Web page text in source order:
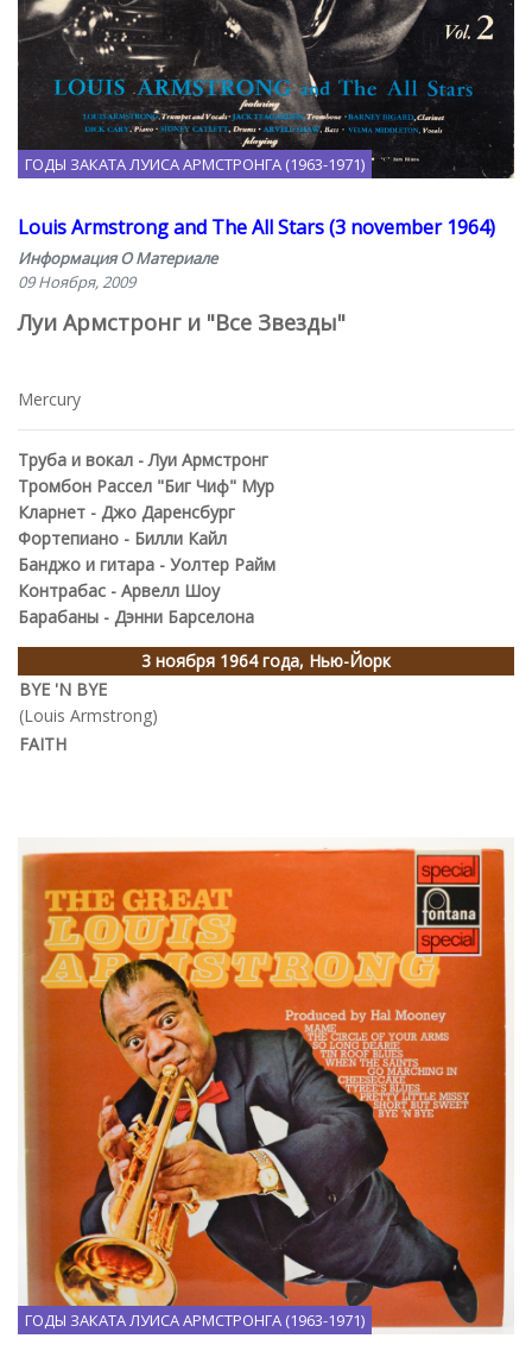
ГОДЫ ЗАКАТА ЛУИСА АРМСТРОНГА (1963-1971)
Louis Armstrong and The All Stars (3 november 1964)
Информация О Материале
09 Ноября, 2009
Луи Армстронг и "Все Звезды"
Mercury
Труба и вокал - Луи Армстронг
Тромбон Рассел "Биг Чиф" Мур
Кларнет - Джо Даренсбург
Фортепиано - Билли Кайл
Банджо и гитара - Уолтер Райм
Контрабас - Арвелл Шоу
Барабаны - Дэнни Барселона
3 ноября 1964 года, Нью-Йорк
BYE 'N BYE
(Louis Armstrong)
FAITH
ГОДЫ ЗАКАТА ЛУИСА АРМСТРОНГА (1963-1971)